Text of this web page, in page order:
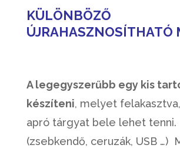
KÜLÖNBÖZŐ
ÚJRAHASZNOSÍTHATÓ
A legegyszerűbb egy kis
készíteni, melyet
apró tárgyat bele lehet tenni.
(zsebkendő, ceruzák, USB …)